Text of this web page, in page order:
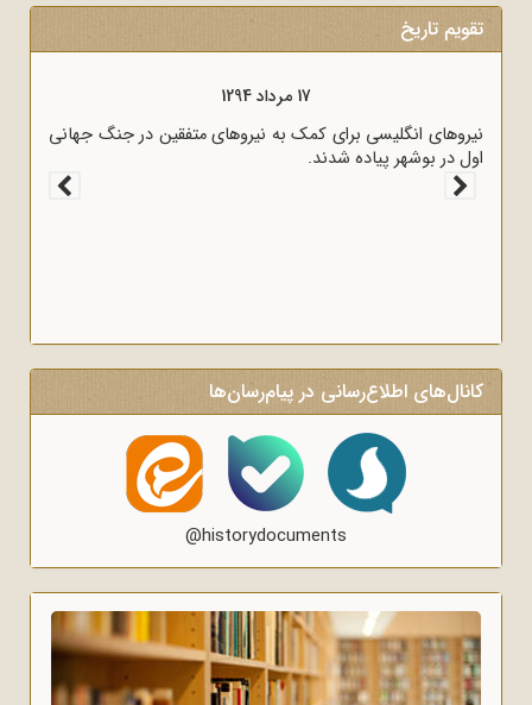
تقویم تاریخ
نیروهای انگلیسی برای کمککه عملاً ایران را مستعمره انگلستان می‌کرد، به وسیله
امضا شد.
کانال‌های اطلاع‌رسانی در پیام‌رسان‌ها
@historydocuments